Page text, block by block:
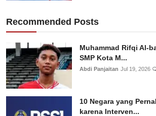
Recommended Posts
Muhammad Rifqi Al-
SMP Kota M...
Abdi Panjaitan Jul 19, 2026
10 Negara yang
karena Interven...